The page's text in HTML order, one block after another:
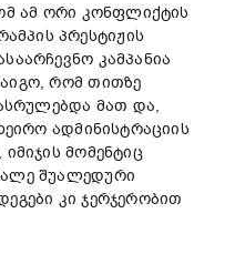
ამ ორი კონფლიქტის
პრესტიჟის
კამპანია
რომ თითზე
მათ და,
ადმინისტრაციის
მომენტიც
შუალედური
კი ჯერჯერობით